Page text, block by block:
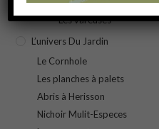
Les vareuses
L’univers Du Jardin
Le Cornhole
Les planches à palets
Abris à Herisson
Nichoir Mulit-Especes